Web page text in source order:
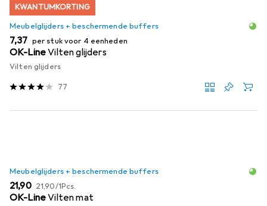
KWANTUMKORTING
Meubelglijders + beschermende buffers
EUR
7,37 per stuk voor 4 eenheden
OK-LineVilten glijders
Vilten glijders
77
Meubelglijders + beschermende buffers
EUR
21,90 EUR
21,90/1Pcs.
OK-LineVilten mat